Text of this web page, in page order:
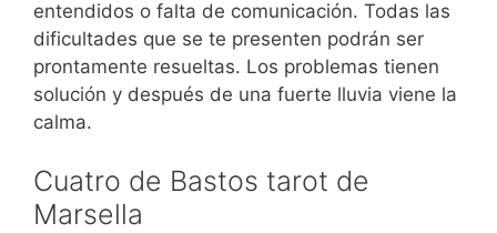
entendidos o falta de comunicación. Todas las
dificultades que se te presenten podrán ser
prontamente resueltas. Los problemas tienen
solución y después de una fuerte lluvia viene la
calma.
Cuatro de Bastos tarot de
Marsella